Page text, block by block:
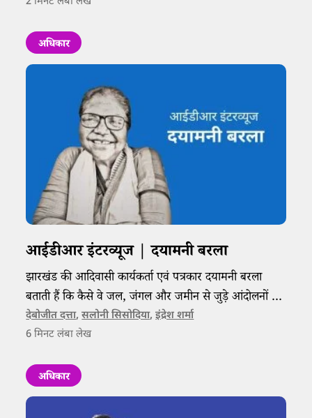
अधिकार
आईडीआर इंटरव्यूज | दयामनी बरला
झारखंड की आदिवासी कार्यकर्ता एवं पत्रकार दयामनी बरला
बताती हैं कि कैसे वे जल, जंगल और जमीन से जुड़े आंदोलनों के
जरिए लोगों को उनका हक दिलाने के लिए निरंतर संघर्ष करती
रही हैं।
देबोजीत दत्ता,सलोनी सिसोदिया,इंद्रेश शर्मा
6 मिनट लंबा लेख
अधिकार